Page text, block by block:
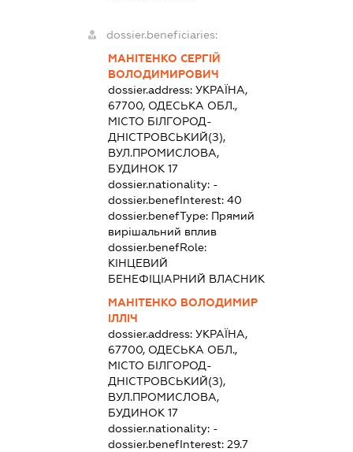
dossier.beneficiaries:
МАНІТЕНКО СЕРГІЙ
ВОЛОДИМИРОВИЧ
dossier.address: УКРАЇНА,
67700, ОДЕСЬКА ОБЛ.,
МІСТО БІЛГОРОД-
ДНІСТРОВСЬКИЙ(З),
ВУЛ.ПРОМИСЛОВА,
БУДИНОК 17
dossier.nationality: -
dossier.benefInterest: 40
dossier.benefType: Прямий
вирішальний вплив
dossier.benefRole:
КІНЦЕВИЙ
БЕНЕФІЦІАРНИЙ ВЛАСНИК
МАНІТЕНКО ВОЛОДИМИР
ІЛЛІЧ
dossier.address: УКРАЇНА,
67700, ОДЕСЬКА ОБЛ.,
МІСТО БІЛГОРОД-
ДНІСТРОВСЬКИЙ(З),
ВУЛ.ПРОМИСЛОВА,
БУДИНОК 17
dossier.nationality: -
dossier.benefInterest: 29.7